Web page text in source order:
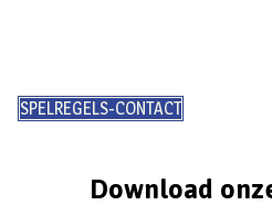
SPELREGELS-CONTACT
Download